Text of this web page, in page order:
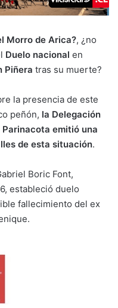
Morro de Arica?, ¿no
Duelo nacional en
Piñera tras su muerte?
la presencia de este
peñón, la Delegación
emitió una
de esta situación.
Boric Font,
estableció duelo
fallecimiento del ex